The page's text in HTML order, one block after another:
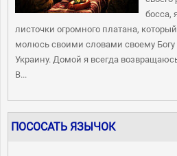
босса,
листочки огромного платана,
молюсь своими словами своему Богу
Украину. Домой я всегда
В...
ПОСОСАТЬ ЯЗЫЧОК